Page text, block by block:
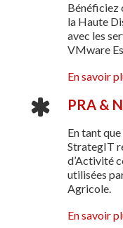
Bénéficiez
la Haute
avec les
VMware
En savoir
PRA &
En tant
StrategIT
d’Activité
utilisées
Agricole.
En savoir